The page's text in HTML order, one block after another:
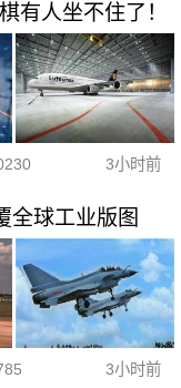
有人坐不住了！
3小时前
全球工业版图
3小时前